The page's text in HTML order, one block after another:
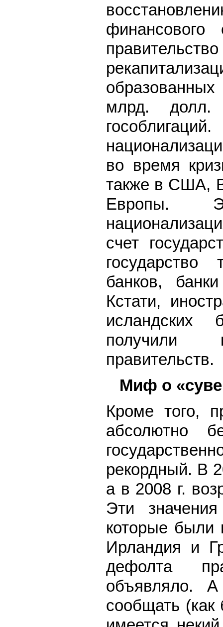
млрд.
во время
также в США,
Европы.
счет
банков,
Кстати,
исландских
получили
правительств.
Миф о
Кроме того,
абсолютно
рекордный. В
а в 2008 г.
Эти
которые были
Ирландия и
дефолта
объявляло.
сообщать